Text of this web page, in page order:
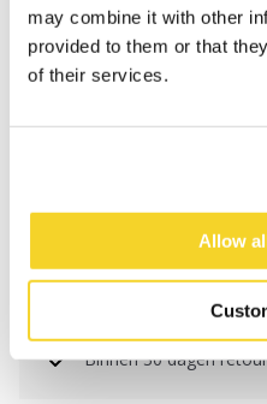
may combine it with other
provided to them or that
of their services.
Allow
Bestellingen die op
worden geplaatst,
Binnen 30 dagen